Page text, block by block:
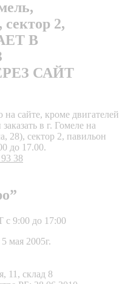
2,
В
САЙТ
сайте, кроме двигателей
в г. Гомеле на
28), сектор 2, павильон
до 17.00.
38
9:00 до 17:00
мая 2005г.
11, склад 8